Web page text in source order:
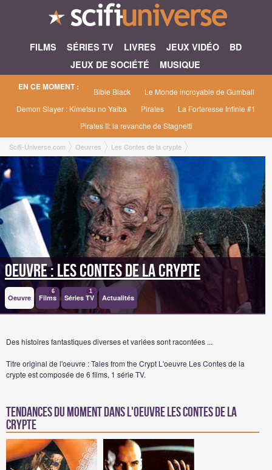
FILMS SÉRIES TV LIVRES JEUX VIDÉO
BD
JEUX DE SOCIÉTÉ
MUSIQUE
EN CE MOMENT : Bible Black
Le Monde incroyable de Gumball
Demon Slayer : Kimetsu no Yaiba
Pirates
La Forteresse Infinie #1
Pirates II: la revanche de Stagnetti
Scifi-Universe.com Oeuvres Les Contes de la crypte
Oeuvre : Les Contes de la crypte
Oeuvre Films
6
Séries TV
1
Actualités
Des histoires fantastiques diverses et variées sont racontées ...
Titre original de l'oeuvre : Tales from the Crypt L'oeuvre Les Contes de la
crypte est composée de 6 films, 1 série TV.
Tendances du moment dans l'oeuvre Les Contes de la
crypte